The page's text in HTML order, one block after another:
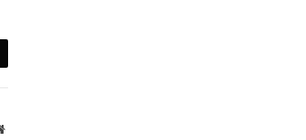
Website